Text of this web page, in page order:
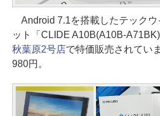
Android 7.1を搭載したテックウ
ット「CLIDE A10B(A10B-A71BK)
秋葉原2号店で特価販売されてい
980円。